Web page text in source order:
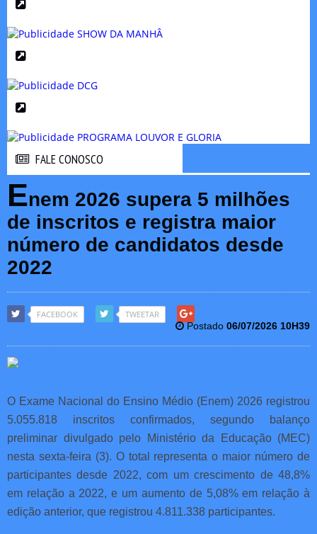
FALE CONOSCO
Enem 2026 supera 5 milhões
de inscritos e registra maior
número de candidatos desde
2022
FACEBOOK TWEETAR
Postado 06/07/2026 10H39
O Exame Nacional do Ensino Médio (Enem) 2026 registrou
5.055.818 inscritos confirmados, segundo balanço
preliminar divulgado pelo Ministério da Educação (MEC)
nesta sexta-feira (3). O total representa o maior número de
participantes desde 2022, com um crescimento de 48,8%
em relação a 2022, e um aumento de 5,08% em relação à
edição anterior, que registrou 4.811.338 participantes.